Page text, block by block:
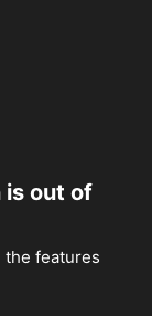
is out of
the features